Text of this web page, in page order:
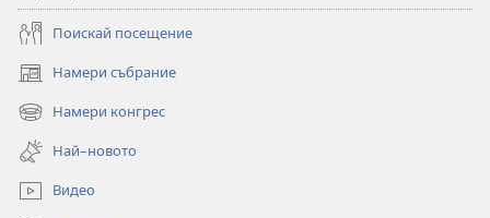
Поискай посещение
Намери събрание
(отваря
нов
прозорец)
Намери конгрес
(отваря
нов
прозорец)
Най–новото
Видео